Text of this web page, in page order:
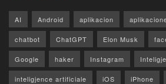
AI Android aplikacion
chatbot ChatGPT Elon Musk
Google haker Instagram
inteligjence artificiale iOS iPhone